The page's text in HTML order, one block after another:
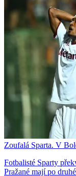
Zoufalá Sparta. V
Fotbalisté Sparty
Pražané mají po